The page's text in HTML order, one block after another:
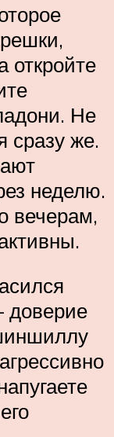
Не
сразу же.
неделю.
вечерам,
доверие